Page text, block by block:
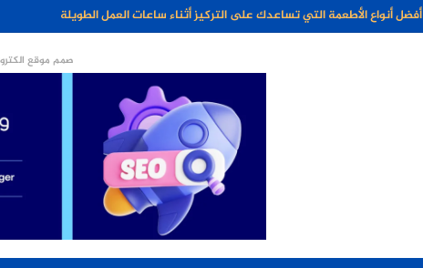
لماذا أصبح توصيل الطعام جزءًا أساسيًا من أسلوب الحياة الحديثة؟
صمم موقع